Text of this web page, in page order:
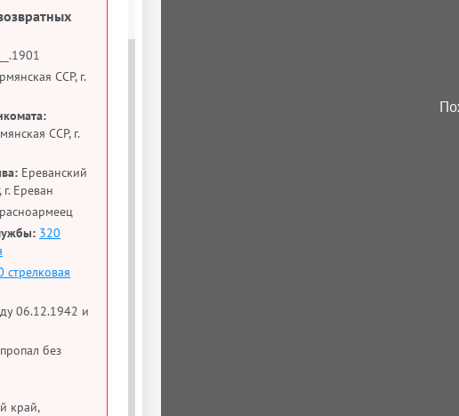
ССР, г.
ССР, г.
Ереванский
Ереван
320
стрелковая
06.12.1942 и
пропал без
край,